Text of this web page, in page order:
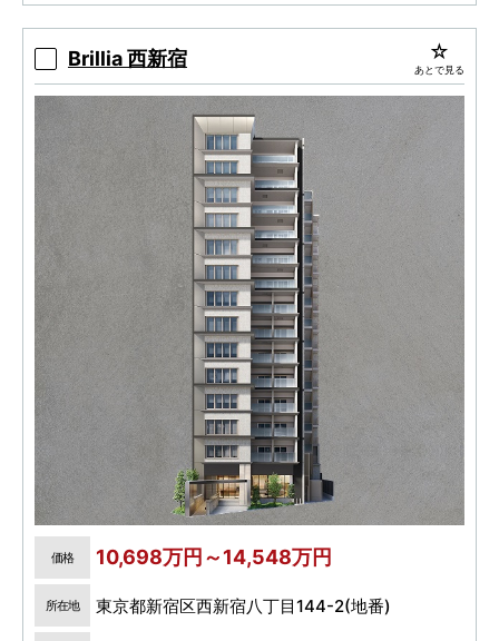
Brillia 西新宿 あとで見る
価格 10,698万円～14,548万円
所在地 東京都新宿区西新宿八丁目144-2(地番)